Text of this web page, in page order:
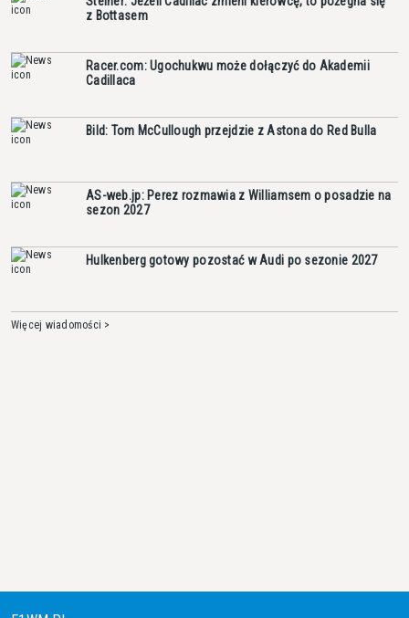
z Bottasem
Racer.com: Ugochukwu może dołączyć do Akademii
Cadillaca
Bild: Tom McCullough przejdzie z Astona do Red Bulla
AS-web.jp: Perez rozmawia z Williamsem o posadzie na
sezon 2027
Hulkenberg gotowy pozostać w Audi po sezonie 2027
Więcej wiadomości >